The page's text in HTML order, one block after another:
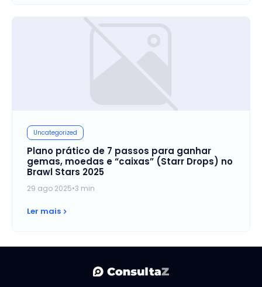
Uncategorized
Plano prático de 7 passos para ganhar
gemas, moedas e “caixas” (Starr Drops) no
Brawl Stars 2025
29 ago 2025•3 min
Ler mais